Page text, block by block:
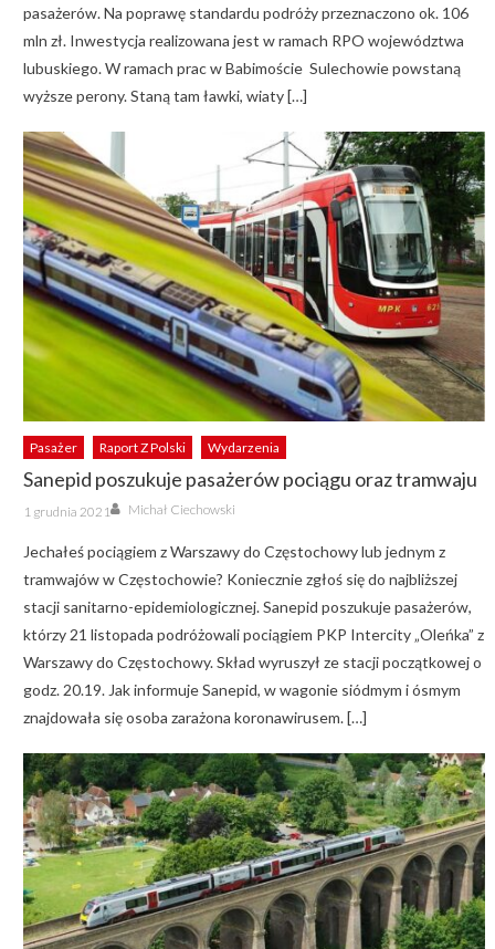
pasażerów. Na poprawę standardu podróży przeznaczono ok. 106
mln zł. Inwestycja realizowana jest w ramach RPO województwa
lubuskiego. W ramach prac w Babimoście Sulechowie powstaną
wyższe perony. Staną tam ławki, wiaty […]
Pasażer Raport Z Polski Wydarzenia
Sanepid poszukuje pasażerów pociągu oraz tramwaju
Posted
on
1 grudnia 2021 Author
Michał Ciechowski
Jechałeś pociągiem z Warszawy do Częstochowy lub jednym z
tramwajów w Częstochowie? Koniecznie zgłoś się do najbliższej
stacji sanitarno-epidemiologicznej. Sanepid poszukuje pasażerów,
którzy 21 listopada podróżowali pociągiem PKP Intercity „Oleńka” z
Warszawy do Częstochowy. Skład wyruszył ze stacji początkowej o
godz. 20.19. Jak informuje Sanepid, w wagonie siódmym i ósmym
znajdowała się osoba zarażona koronawirusem. […]